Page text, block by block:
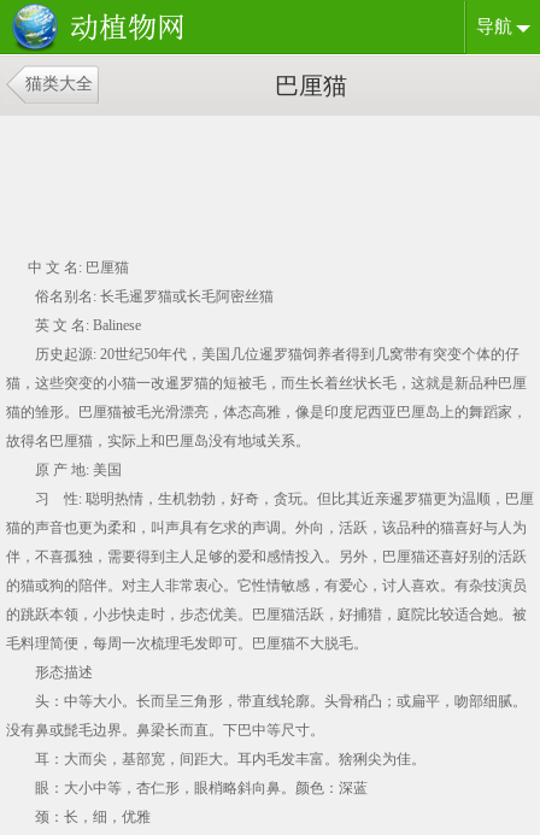
导航
猫类大全 巴厘猫
中 文 名: 巴厘猫
俗名别名: 长毛暹罗猫或长毛阿密丝猫
英 文 名: Balinese
历史起源: 20世纪50年代，美国几位暹罗猫饲养者得到几窝带有突变个体的仔
猫，这些突变的小猫一改暹罗猫的短被毛，而生长着丝状长毛，这就是新品种巴厘
猫的雏形。巴厘猫被毛光滑漂亮，体态高雅，像是印度尼西亚巴厘岛上的舞蹈家，
故得名巴厘猫，实际上和巴厘岛没有地域关系。
原 产 地: 美国
习 性: 聪明热情，生机勃勃，好奇，贪玩。但比其近亲暹罗猫更为温顺，巴厘
猫的声音也更为柔和，叫声具有乞求的声调。外向，活跃，该品种的猫喜好与人为
伴，不喜孤独，需要得到主人足够的爱和感情投入。另外，巴厘猫还喜好别的活跃
的猫或狗的陪伴。对主人非常衷心。它性情敏感，有爱心，讨人喜欢。有杂技演员
的跳跃本领，小步快走时，步态优美。巴厘猫活跃，好捕猎，庭院比较适合她。被
毛料理简便，每周一次梳理毛发即可。巴厘猫不大脱毛。
形态描述
头：中等大小。长而呈三角形，带直线轮廓。头骨稍凸；或扁平，吻部细腻。
没有鼻或髭毛边界。鼻梁长而直。下巴中等尺寸。
耳：大而尖，基部宽，间距大。耳内毛发丰富。猞猁尖为佳。
眼：大小中等，杏仁形，眼梢略斜向鼻。颜色：深蓝
颈：长，细，优雅